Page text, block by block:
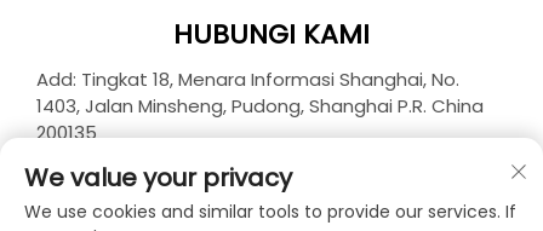
HUBUNGI KAMI
Add: Tingkat 18, Menara Informasi Shanghai, No.
1403, Jalan Minsheng, Pudong, Shanghai P.R. China
200135
Telp:+86-21-33927426
E-Mail: [email protected]
We value your privacy
We use cookies and similar tools to provide our services. If